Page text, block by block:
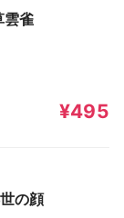
雀
¥495
の顔